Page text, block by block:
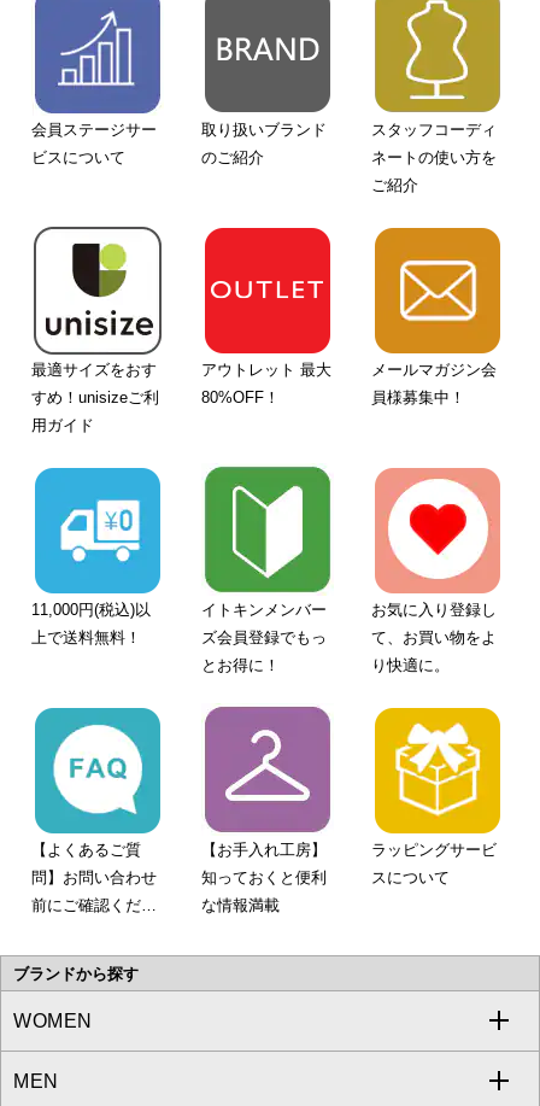
会員ステージサー
ビスについて
取り扱いブランド
のご紹介
スタッフコーディ
ネートの使い方を
ご紹介
最適サイズをおす
すめ！unisizeご利
用ガイド
アウトレット 最大
80%OFF！
メールマガジン会
員様募集中！
11,000円(税込)以
上で送料無料！
イトキンメンバー
ズ会員登録でもっ
とお得に！
お気に入り登録し
て、お買い物をよ
り快適に。
【よくあるご質
問】お問い合わせ
前にご確認くださ
【お手入れ工房】
知っておくと便利
な情報満載
ラッピングサービ
スについて
ブランドから探す
WOMEN
a.v.v
MEN